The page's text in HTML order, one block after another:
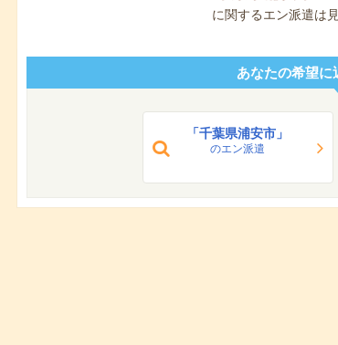
に関するエン派遣は
あなたの希望に
「千葉県浦安市」
のエン派遣